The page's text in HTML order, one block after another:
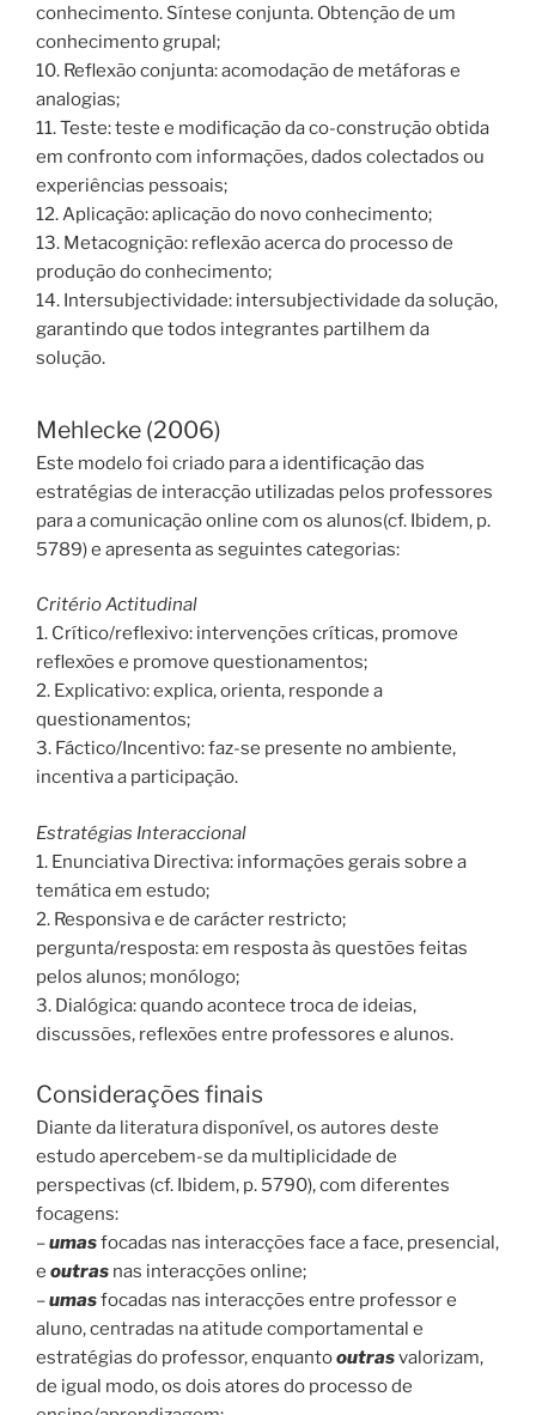
conhecimento. Síntese conjunta. Obtenção de um
conhecimento grupal;
10. Reflexão conjunta: acomodação de metáforas e
analogias;
11. Teste: teste e modificação da co-construção obtida
em confronto com informações, dados colectados ou
experiências pessoais;
12. Aplicação: aplicação do novo conhecimento;
13. Metacognição: reflexão acerca do processo de
produção do conhecimento;
14. Intersubjectividade: intersubjectividade da solução,
garantindo que todos integrantes partilhem da
solução.
Mehlecke (2006)
Este modelo foi criado para a identificação das
estratégias de interacção utilizadas pelos professores
para a comunicação online com os alunos(cf. Ibidem, p.
5789) e apresenta as seguintes categorias:
Critério Actitudinal
1. Crítico/reflexivo: intervenções críticas, promove
reflexões e promove questionamentos;
2. Explicativo: explica, orienta, responde a
questionamentos;
3. Fáctico/Incentivo: faz-se presente no ambiente,
incentiva a participação.
Estratégias Interaccional
1. Enunciativa Directiva: informações gerais sobre a
temática em estudo;
2. Responsiva e de carácter restricto;
pergunta/resposta: em resposta às questões feitas
pelos alunos; monólogo;
3. Dialógica: quando acontece troca de ideias,
discussões, reflexões entre professores e alunos.
Considerações finais
Diante da literatura disponível, os autores deste
estudo apercebem-se da multiplicidade de
perspectivas (cf. Ibidem, p. 5790), com diferentes
focagens:
–umasfocadas nas interacções face a face, presencial,
e outras nas interacções online;
–umasfocadas nas interacções entre professor e
aluno, centradas na atitude comportamental e
estratégias do professor, enquantooutrasvalorizam,
de igual modo, os dois atores do processo de